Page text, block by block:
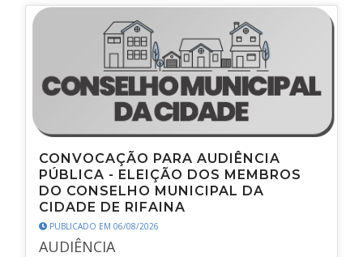
CONVOCAÇÃO PARA AUDIÊNCIA
PÚBLICA - ELEIÇÃO DOS MEMBROS
DO CONSELHO MUNICIPAL DA
CIDADE DE RIFAINA
PUBLICADO EM 06/08/2026
AUDIÊNCIA